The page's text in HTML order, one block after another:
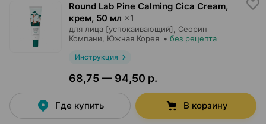
Round Lab Pine Calming Cica Cream,
крем, 50 мл ×1
для лица [успокаивающий],
Сеорин
Компани , Южная Корея • без рецепта
Инструкция
68,75 — 94,50 р.
Где купить В корзину